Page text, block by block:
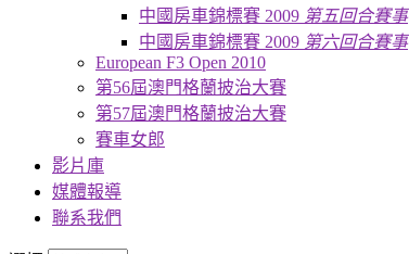
中國房車錦標賽 2009 第五回合賽事
中國房車錦標賽 2009 第六回合賽事
European F3 Open 2010
第56屆澳門格蘭披治大賽
第57屆澳門格蘭披治大賽
賽車女郎
影片庫
媒體報導
聯系我們